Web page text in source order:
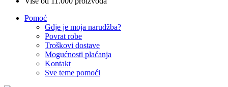
Pomoć
Gdje je moja narudžba?
Povrat robe
Troškovi dostave
Mogućnosti plaćanja
Kontakt
Sve teme pomoći